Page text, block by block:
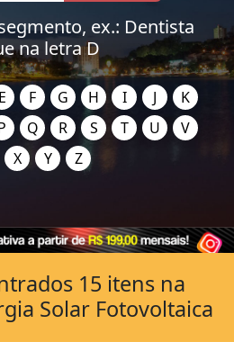
ex.: Dentista
na letra D
E F G H I J
K
Q R S T U
V
X Y Z
15 itens na
Solar Fotovoltaica